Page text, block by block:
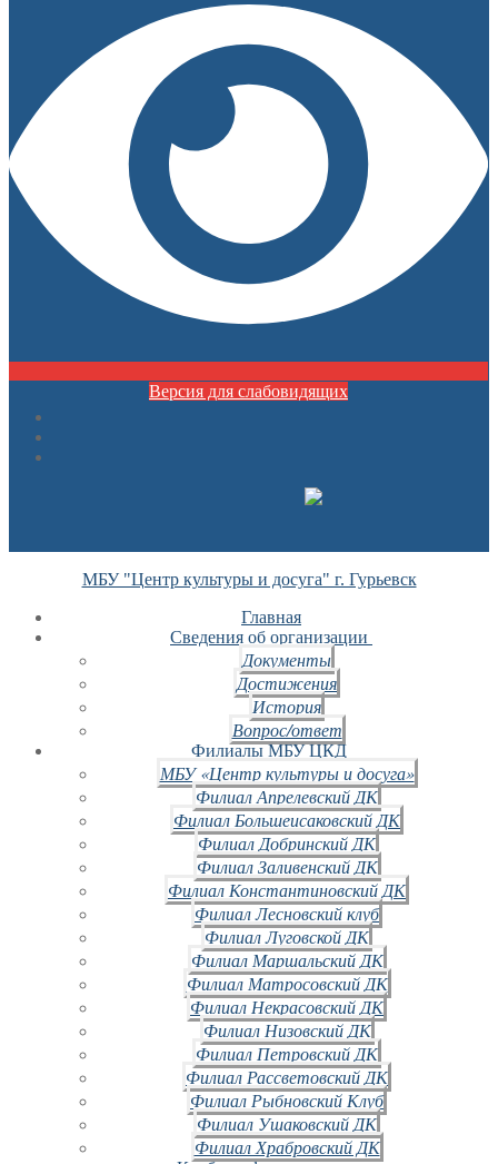
Версия для слабовидящих
МБУ "Центр культуры и досуга" г. Гурьевск
Главная
Сведения об организации
Документы
Достижения
История
Вопрос/ответ
Филиалы МБУ ЦКД
МБУ «Центр культуры и досуга»
Филиал Апрелевский ДК
Филиал Большеисаковский ДК
Филиал Добринский ДК
Филиал Заливенский ДК
Филиал Константиновский ДК
Филиал Лесновский клуб
Филиал Луговской ДК
Филиал Маршальский ДК
Филиал Матросовский ДК
Филиал Некрасовский ДК
Филиал Низовский ДК
Филиал Петровский ДК
Филиал Рассветовский ДК
Филиал Рыбновский Клуб
Филиал Ушаковский ДК
Филиал Храбровский ДК